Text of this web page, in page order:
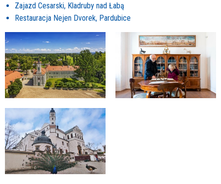
Zajazd Cesarski, Kladruby nad Łabą
Restauracja Nejen Dvorek, Pardubice